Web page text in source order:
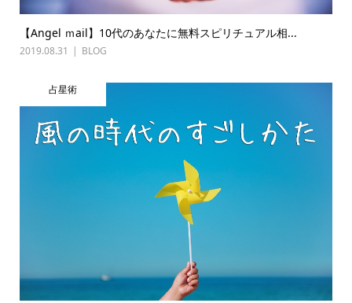
【Angel ｍail】10代のあなたに無料スピリチュアル相...
2019.08.31 BLOG
占星術